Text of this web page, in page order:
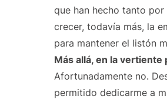
que han hecho tanto
crecer, todavía más, la
para mantener el listón
Más allá, en la
Afortunadamente no.
permitido dedicarme a